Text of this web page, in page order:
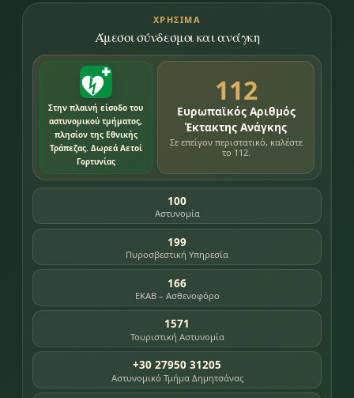
ΧΡΉΣΙΜΑ
Άμεσοι σύνδεσμοι και ανάγκη
Στην πλαινή είσοδο του
αστυνομικού τμήματος,
πλησίον της Εθνικής
Τράπεζας. Δωρεά Αετοί
Γορτυνίας
112
Ευρωπαϊκός Αριθμός
Έκτακτης Ανάγκης
Σε επείγον περιστατικό, καλέστε
το 112.
100
Αστυνομία
199
Πυροσβεστική Υπηρεσία
166
ΕΚΑΒ – Ασθενοφόρο
1571
Τουριστική Αστυνομία
+30 27950 31205
Αστυνομικό Τμήμα Δημητσάνας